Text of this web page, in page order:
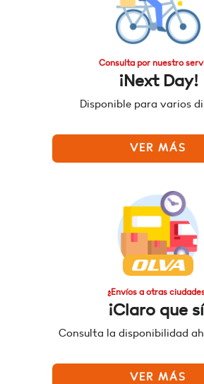
Consulta por nuestro
¡Next Day!
Disponible para varios
VER MÁS
¿Envíos a otras
¡Claro que
Consulta la disponibilidad
VER MÁS